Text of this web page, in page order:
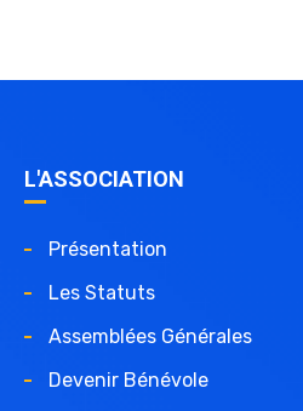
L'ASSOCIATION
Présentation
Les Statuts
Assemblées Générales
Devenir Bénévole